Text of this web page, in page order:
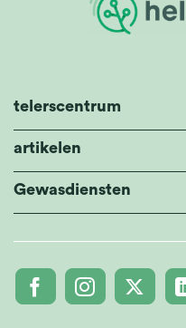
telerscentrum
artikelen
Gewasdiensten